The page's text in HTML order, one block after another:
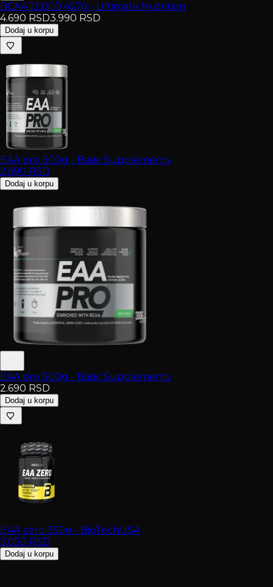
BCAA 12.000 457g - Ultimate Nutrition
4.690 RSD3.990 RSD
Dodaj u korpu
EAA pro 300g - Basic Supplements
2.690 RSD
Dodaj u korpu
EAA pro 300g - Basic Supplements
2.690 RSD
Dodaj u korpu
EAA zero 350g - BioTechUSA
3.050 RSD
Dodaj u korpu